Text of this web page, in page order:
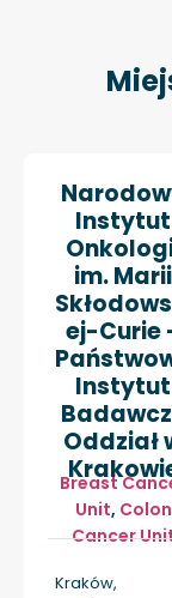
Instytut
im. Marii
ej-Curie
Instytut
Oddział
Breast
Unit, Colon
Cancer
Kraków,